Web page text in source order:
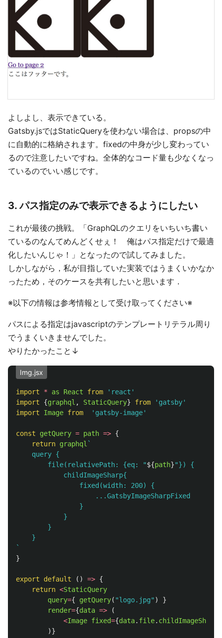
よしよし、表示できている。
Gatsby.jsではStaticQueryを使わない場合は、propsの中
に自動的に格納されます。fixedの中身が少し変わってい
るので注意したいですね。全体的なコード量も少なくなっ
ているのでいい感じです。
3. パス指定のみで表示できるようにしたい
これが最後の挑戦。「GraphQLのクエリをいちいち書い
ているのなんてめんどくせぇ！ 俺はパス指定だけで最適
化したいんじゃ！」となったので試してみました。
しかしながら，私が目指していた実装ではうまくいかなか
ったため，そのケースを共有したいと思います．
※以下の情報は参考情報として受け取ってください※
パスによる指定はjavascriptのテンプレートリテラル周り
でうまくいきませんでした。
やりたかったこと↓
Img.jsx
import * as React from ' react '
import
{graphql , StaticQuery} from ' gatsby'
import
Image from ' gatsby-image'
const getQuery = path => {
return graphql `
    query {
        file(relativePath: {eq: "
${path}"}) {
            childImageSharp{
                fixed(width: 200) {
                    ...GatsbyImageSharpFixed
                }
            }
        }
    }
`
}
export default () => {
return <StaticQuery
query={ getQuery( "logo.jpg" )
}
render={data =>
(
<Image fixed={data. file. childImageSharp
)}